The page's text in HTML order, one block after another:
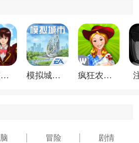
樱花校园模拟器1.048.00中文版 模拟城市我是巿长联机版 疯狂农场3美国派19
冒险 剧情